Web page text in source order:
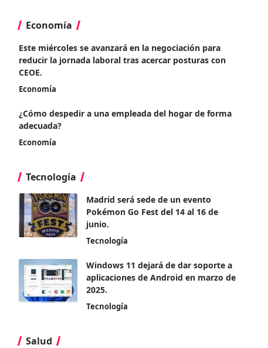
Economía
Este miércoles se avanzará en la negociación para
reducir la jornada laboral tras acercar posturas con
CEOE.
Economía
¿Cómo despedir a una empleada del hogar de forma
adecuada?
Economía
Tecnología
Madrid será sede de un evento
Pokémon Go Fest del 14 al 16 de
junio.
Tecnología
Windows 11 dejará de dar soporte a
aplicaciones de Android en marzo de
2025.
Tecnología
Salud